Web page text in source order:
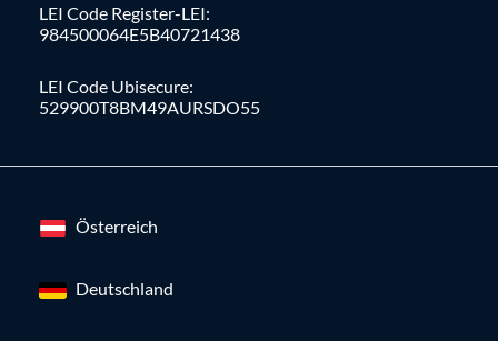
LEI Code Register-LEI:
984500064E5B40721438
LEI Code Ubisecure:
529900T8BM49AURSDO55
Österreich
Deutschland